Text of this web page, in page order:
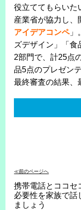
役立ててもらいた
産業省が協力し、
アイデアコンペ」
ズデザイン」「食
2部門で、計25点
品5点のプレゼン
最終審査の結果、
≪前のページへ
携帯電話とココ
必要性を家族で話
ましょう